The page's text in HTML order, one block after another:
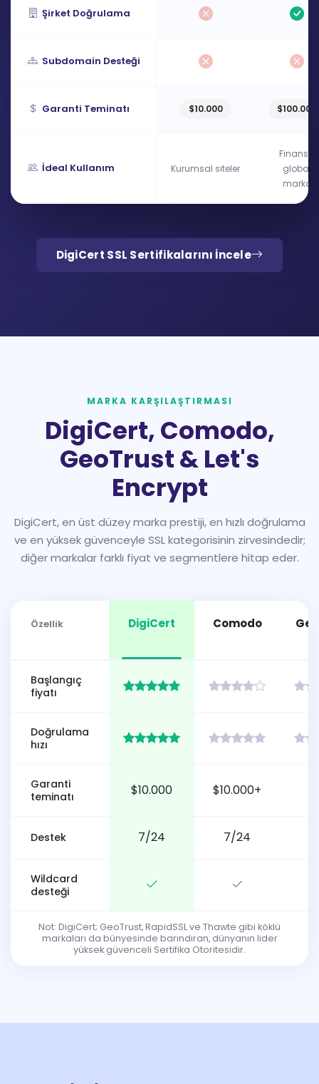
Şirket Doğrulama
Subdomain Desteği
Garanti Teminatı $10.000 $100.000
İdeal Kullanım Kurumsal siteler
Finans /
global
marka
DigiCert SSL Sertifikalarını İncele
MARKA KARŞILAŞTIRMASI
DigiCert, Comodo,
GeoTrust & Let's
Encrypt
DigiCert, en üst düzey marka prestiji, en hızlı doğrulama
ve en yüksek güvenceyle SSL kategorisinin zirvesindedir;
diğer markalar farklı fiyat ve segmentlere hitap eder.
Özellik DigiCert Comodo
Başlangıç
fiyatı
Doğrulama
hızı
Garanti
teminatı
$10.000 $10.000+
Destek 7/24 7/24
Wildcard
desteği
Not: DigiCert; GeoTrust, RapidSSL ve Thawte gibi köklü
markaları da bünyesinde barındıran, dünyanın lider
yüksek güvenceli Sertifika Otoritesidir.